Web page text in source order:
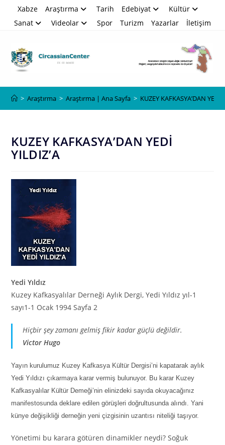
Xabze Araştırma Tarih Edebiyat
Kültür
Sanat
Videolar Spor Turizm Yazarlar İletişim
> Araştırma > Araştırma | Ana Sayfa > KUZEY KAFKASYA’DAN YEDİ
KUZEY KAFKASYA’DAN YEDİ
YILDIZ’A
Yedi Yıldız
Kuzey Kafkasyalılar Derneği Aylık Dergi, Yedi Yıldız yıl-1
sayı1-1 Ocak 1994 Sayfa 2
Hiçbir şey zamanı gelmiş fikir kadar güçlü değildir.
Victor Hugo
Yayın kurulumuz Kuzey Kafkasya Kültür Dergisi’ni kapatarak aylık
Yedi Yıldızı çıkarmaya karar vermiş bulunuyor. Bu karar Kuzey
Kafkasyalılar Kültür Demeği’nin elinizdeki sayıda okuyacağınız
manifestosunda deklare edilen görüşleri doğrultusunda alındı. Yani
künye değişikliği derneğin yeni çizgisinin uzantısı niteliği taşıyor.
Yönetimi bu karara götüren dinamikler neydi? Soğuk